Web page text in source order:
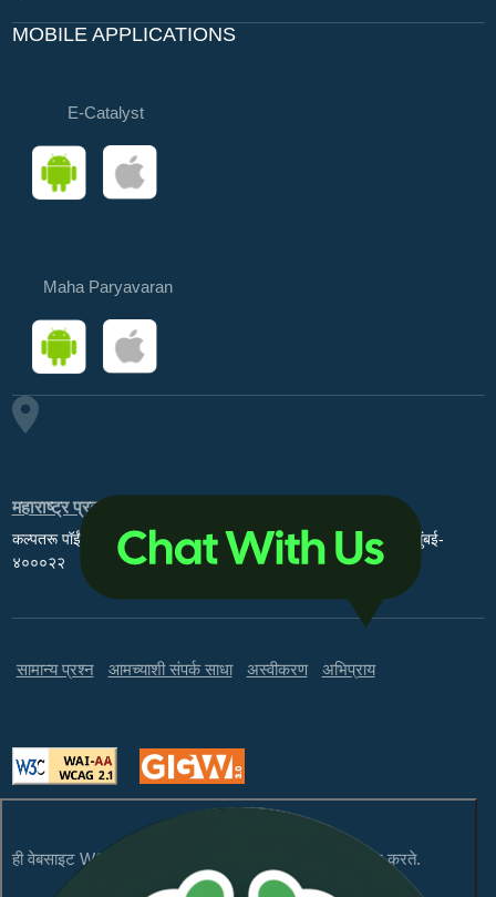
MOBILE APPLICATIONS
E-Catalyst
Maha Paryavaran
महाराष्ट्र प्रदूषण नियंत्रण मंडळ
कल्पतरू पॉईंट, ३ रा व ४ था मजला, मूव्हीमॅक्स थिएटर समोर, सायन सर्कल, मुंबई-
४०००२२
सामान्य प्रश्न आमच्याशी संपर्क साधा अस्वीकरण अभिप्राय
ही वेबसाइट WCAG 2.1 लेव्हल AA आणि GIGW 3.0 चे पालन करते.